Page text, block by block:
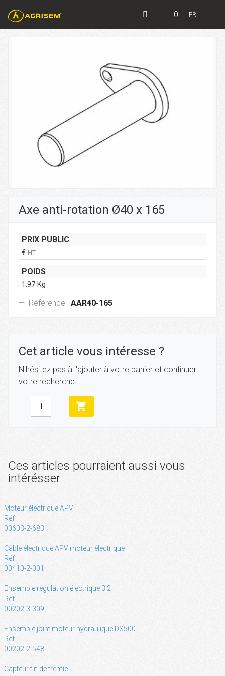
0 FR
Axe anti-rotation Ø40 x 165
PRIX PUBLIC
€ HT
POIDS
1.97 Kg
Référence : AAR40-165
Cet article vous intéresse ?
N'hésitez pas à l'ajouter à votre panier et continuer
votre recherche
shopping_cart
Ces articles pourraient aussi vous
intérésser
Moteur électrique APV
Réf :
00603-2-683
Câble électrique APV moteur électrique
Réf :
00410-2-001
Ensemble régulation électrique 3.2
Réf :
00202-3-309
Ensemble joint moteur hydraulique DS500
Réf :
00202-2-548
Capteur fin de trémie